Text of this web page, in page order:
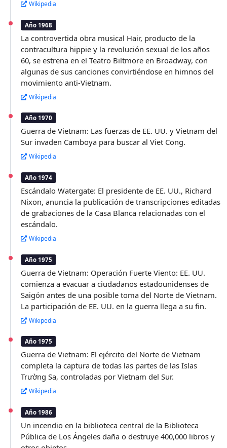
Wikipedia
Año 1968
La controvertida obra musical Hair, producto de la
contracultura hippie y la revolución sexual de los años
60, se estrena en el Teatro Biltmore en Broadway, con
algunas de sus canciones convirtiéndose en himnos del
movimiento anti-Vietnam.
Wikipedia
Año 1970
Guerra de Vietnam: Las fuerzas de EE. UU. y Vietnam del
Sur invaden Camboya para buscar al Viet Cong.
Wikipedia
Año 1974
Escándalo Watergate: El presidente de EE. UU., Richard
Nixon, anuncia la publicación de transcripciones editadas
de grabaciones de la Casa Blanca relacionadas con el
escándalo.
Wikipedia
Año 1975
Guerra de Vietnam: Operación Fuerte Viento: EE. UU.
comienza a evacuar a ciudadanos estadounidenses de
Saigón antes de una posible toma del Norte de Vietnam.
La participación de EE. UU. en la guerra llega a su fin.
Wikipedia
Año 1975
Guerra de Vietnam: El ejército del Norte de Vietnam
completa la captura de todas las partes de las Islas
Trường Sa, controladas por Vietnam del Sur.
Wikipedia
Año 1986
Un incendio en la biblioteca central de la Biblioteca
Pública de Los Ángeles daña o destruye 400,000 libros y